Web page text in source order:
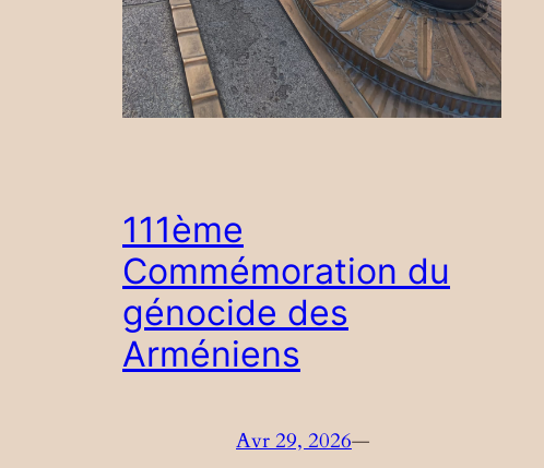
111ème
Commémoration du
génocide des
Arméniens
Avr 29, 2026—